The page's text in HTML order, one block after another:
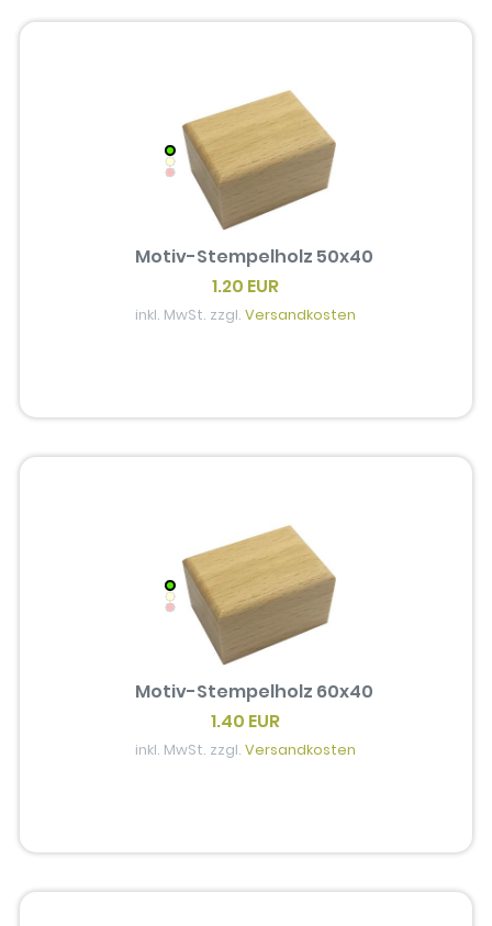
Motiv-Stempelholz 50x40
1.20 EUR
inkl. MwSt. zzgl.Versandkosten
Motiv-Stempelholz 60x40
1.40 EUR
inkl. MwSt. zzgl.Versandkosten